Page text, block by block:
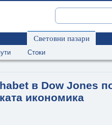
Световни пазари
Стоки
в Dow Jones
икономика